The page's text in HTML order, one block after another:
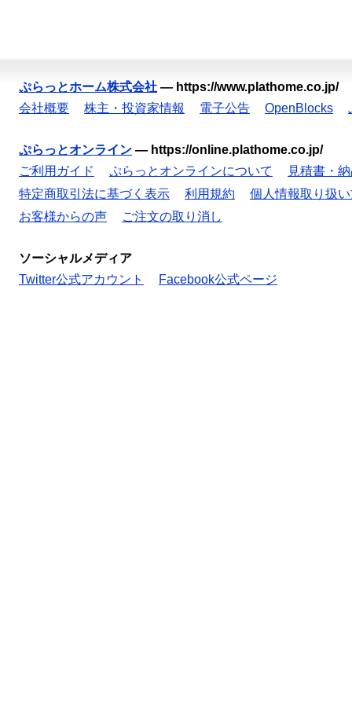
ぷらっとホーム株式会社 — https://www.plathome.co.jp/
会社概要
株主・投資家情報 電子公告 OpenBlocks
ぷらっとオンライン — https://online.plathome.co.jp/
ご利用ガイド
ぷらっとオンラインについて 見積書・
特定商取引法に基づく表示
利用規約 個人情報取り扱
お客様からの声
ご注文の取り消し
ソーシャルメディア
Twitter公式アカウント
Facebook公式ページ